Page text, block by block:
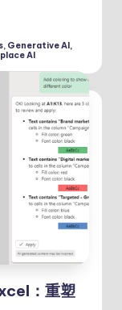
, Generative AI,
AI
：重塑